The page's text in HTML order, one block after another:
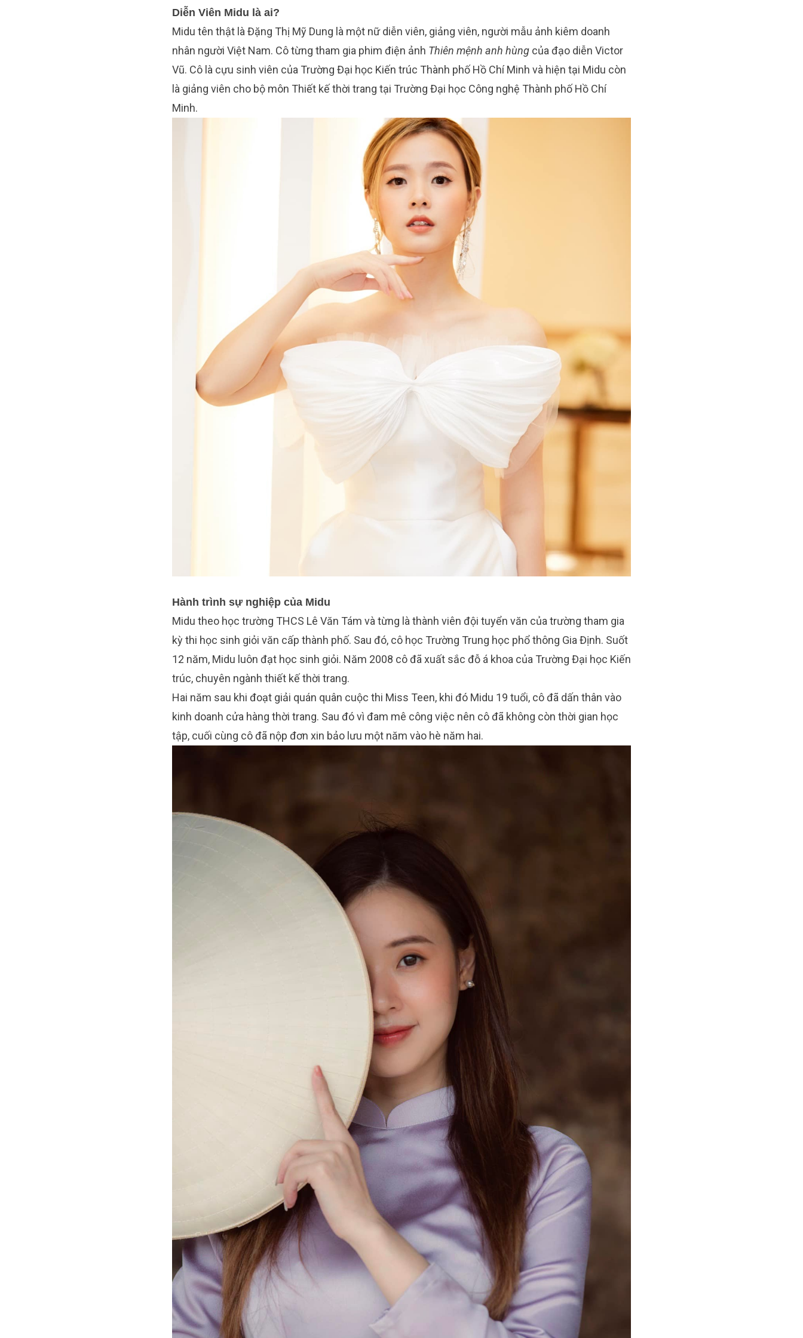
Diễn Viên Midu là ai?
Midu tên thật là Đặng Thị Mỹ Dung là một nữ diễn viên, giảng viên, người mẫu ảnh kiêm doanh
nhân người Việt Nam. Cô từng tham gia phim điện ảnh Thiên mệnh anh hùng của đạo diễn Victor
Vũ. Cô là cựu sinh viên của Trường Đại học Kiến trúc Thành phố Hồ Chí Minh và hiện tại Midu còn
là giảng viên cho bộ môn Thiết kế thời trang tại Trường Đại học Công nghệ Thành phố Hồ Chí
Minh.
Hành trình sự nghiệp của Midu
Midu theo học trường THCS Lê Văn Tám và từng là thành viên đội tuyển văn của trường tham gia
kỳ thi học sinh giỏi văn cấp thành phố. Sau đó, cô học Trường Trung học phổ thông Gia Định. Suốt
12 năm, Midu luôn đạt học sinh giỏi. Năm 2008 cô đã xuất sắc đỗ á khoa của Trường Đại học Kiến
trúc, chuyên ngành thiết kế thời trang.
Hai năm sau khi đoạt giải quán quân cuộc thi Miss Teen, khi đó Midu 19 tuổi, cô đã dấn thân vào
kinh doanh cửa hàng thời trang. Sau đó vì đam mê công việc nên cô đã không còn thời gian học
tập, cuối cùng cô đã nộp đơn xin bảo lưu một năm vào hè năm hai.